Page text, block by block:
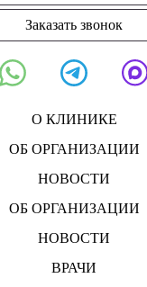
Заказать звонок
О КЛИНИКЕ
ОБ ОРГАНИЗАЦИИ
НОВОСТИ
ОБ ОРГАНИЗАЦИИ
НОВОСТИ
ВРАЧИ